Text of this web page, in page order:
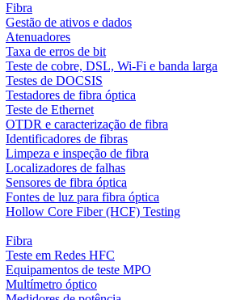
Fibra
Gestão de ativos e dados
Atenuadores
Taxa de erros de bit
Teste de cobre, DSL, Wi-Fi e banda larga
Testes de DOCSIS
Testadores de fibra óptica
Teste de Ethernet
OTDR e caracterização de fibra
Identificadores de fibras
Limpeza e inspeção de fibra
Localizadores de falhas
Sensores de fibra óptica
Fontes de luz para fibra óptica
Hollow Core Fiber (HCF) Testing
Fibra
Teste em Redes HFC
Equipamentos de teste MPO
Multímetro óptico